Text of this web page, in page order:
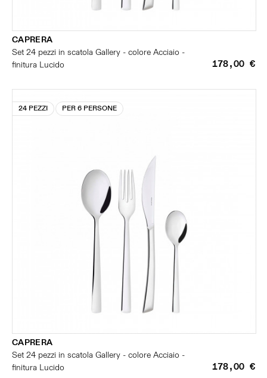
CAPRERA
Set 24 pezzi in scatola Gallery - colore Acciaio -
finitura Lucido
178,00 €
24 PEZZI PER 6 PERSONE
CAPRERA
Set 24 pezzi in scatola Gallery - colore Acciaio -
finitura Lucido
178,00 €